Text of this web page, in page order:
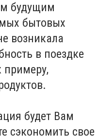
будущим
бытовых
возникала
в поездке
примеру,
будет Вам
сэкономить свое